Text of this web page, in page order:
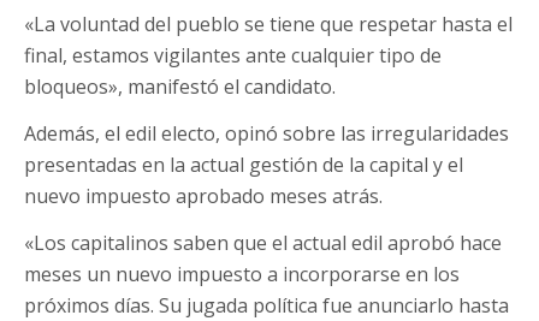
«La voluntad del pueblo se tiene que respetar hasta el
final, estamos vigilantes ante cualquier tipo de
bloqueos», manifestó el candidato.
Además, el edil electo, opinó sobre las irregularidades
presentadas en la actual gestión de la capital y el
nuevo impuesto aprobado meses atrás.
«Los capitalinos saben que el actual edil aprobó hace
meses un nuevo impuesto a incorporarse en los
próximos días. Su jugada política fue anunciarlo hasta